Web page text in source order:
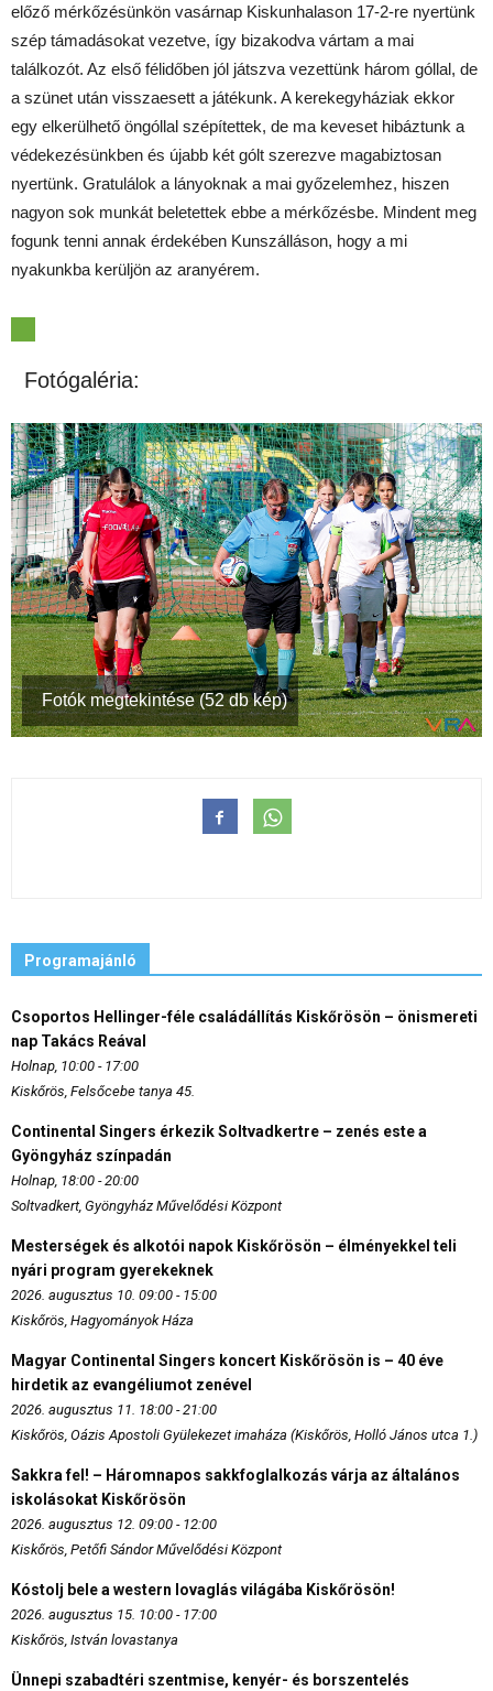
előző mérkőzésünkön vasárnap Kiskunhalason 17-2-re nyertünk
szép támadásokat vezetve, így bizakodva vártam a mai
találkozót. Az első félidőben jól játszva vezettünk három góllal, de
a szünet után visszaesett a játékunk. A kerekegyháziak ekkor
egy elkerülhető öngóllal szépítettek, de ma keveset hibáztunk a
védekezésünkben és újabb két gólt szerezve magabiztosan
nyertünk. Gratulálok a lányoknak a mai győzelemhez, hiszen
nagyon sok munkát beletettek ebbe a mérkőzésbe. Mindent meg
fogunk tenni annak érdekében Kunszálláson, hogy a mi
nyakunkba kerüljön az aranyérem.
Fotógaléria:
Fotók megtekintése (52 db kép)
Programajánló
Csoportos Hellinger-féle családállítás Kiskőrösön – önismereti
nap Takács Reával
Holnap, 10:00 - 17:00
Kiskőrös, Felsőcebe tanya 45.
Continental Singers érkezik Soltvadkertre – zenés este a
Gyöngyház színpadán
Holnap, 18:00 - 20:00
Soltvadkert, Gyöngyház Művelődési Központ
Mesterségek és alkotói napok Kiskőrösön – élményekkel teli
nyári program gyerekeknek
2026. augusztus 10. 09:00 - 15:00
Kiskőrös, Hagyományok Háza
Magyar Continental Singers koncert Kiskőrösön is – 40 éve
hirdetik az evangéliumot zenével
2026. augusztus 11. 18:00 - 21:00
Kiskőrös, Oázis Apostoli Gyülekezet imaháza (Kiskőrös, Holló János utca 1.)
Sakkra fel! – Háromnapos sakkfoglalkozás várja az általános
iskolásokat Kiskőrösön
2026. augusztus 12. 09:00 - 12:00
Kiskőrös, Petőfi Sándor Művelődési Központ
Kóstolj bele a western lovaglás világába Kiskőrösön!
2026. augusztus 15. 10:00 - 17:00
Kiskőrös, István lovastanya
Ünnepi szabadtéri szentmise, kenyér- és borszentelés